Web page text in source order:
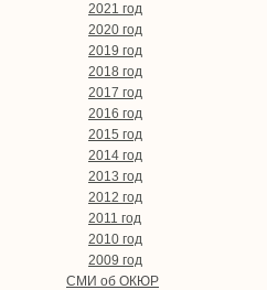
2021 год
2020 год
2019 год
2018 год
2017 год
2016 год
2015 год
2014 год
2013 год
2012 год
2011 год
2010 год
2009 год
СМИ об ОКЮР